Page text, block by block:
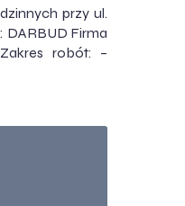
przy ul.
DARBUD Firma
robót: –